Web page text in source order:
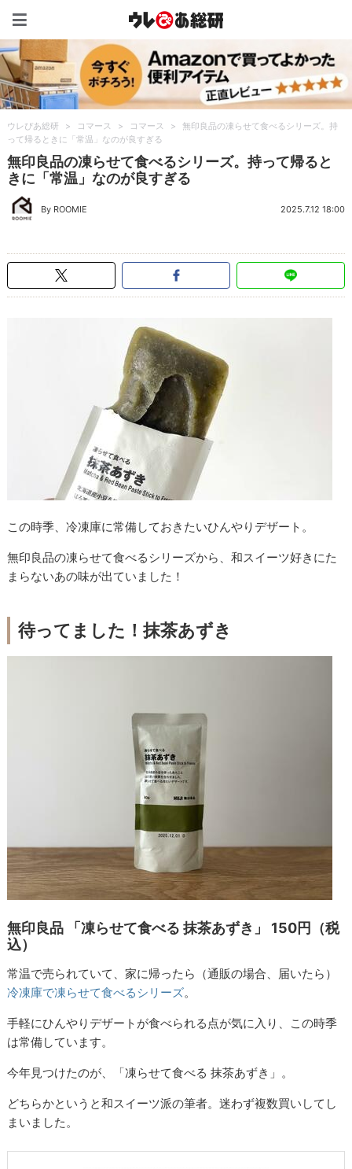
ウレぴあ総研 > コマース > コマース >
無印良品の凍らせて食べるシリーズ。持
って帰るときに「常温」なのが良すぎる
無印良品の凍らせて食べるシリーズ。持って帰ると
きに「常温」なのが良すぎる
By ROOMIE 2025.7.12 18:00
この時季、冷凍庫に常備しておきたいひんやりデザート。
無印良品の凍らせて食べるシリーズから、和スイーツ好きにた
まらないあの味が出ていました！
待ってました！抹茶あずき
無印良品 「凍らせて食べる 抹茶あずき」 150円（税
込）
常温で売られていて、家に帰ったら（通販の場合、届いたら）
冷凍庫で凍らせて食べるシリーズ。
手軽にひんやりデザートが食べられる点が気に入り、この時季
は常備しています。
今年見つけたのが、「凍らせて食べる 抹茶あずき」。
どちらかというと和スイーツ派の筆者。迷わず複数買いしてし
まいました。